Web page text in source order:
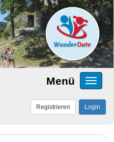
Menü
Login
Registrieren